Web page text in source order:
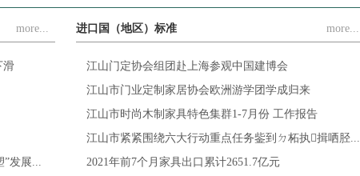
more...
滑
”发展...
进口国（地区）标准 more...
江山门定协会组团赴上海参观中国建博会
江山市门业定制家居协会欧洲游学团学成归来
江山市时尚木制家具特色集群1-7月份 工作报告
江山市紧紧围绕六大行动重点任务鈭到ㄉ柘执揖哂胫...
2021年前7个月家具出口累计2651.7亿元